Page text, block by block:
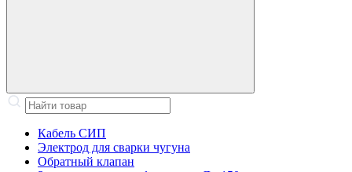
Кабель СИП
Электрод для сварки чугуна
Обратный клапан